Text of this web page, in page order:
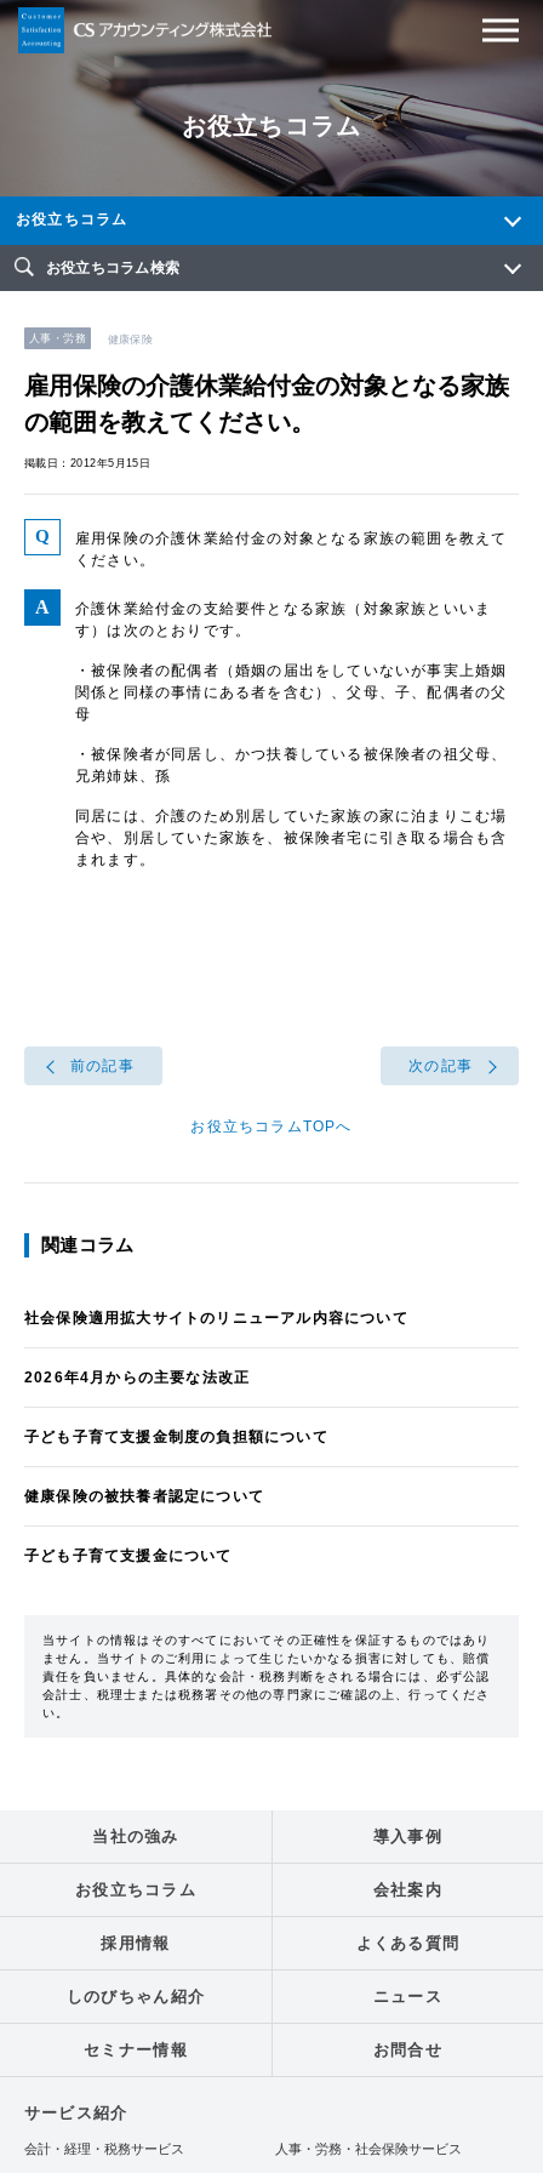
お役立ちコラム
お役立ちコラム
お役立ちコラム検索
人事・労務 健康保険
雇用保険の介護休業給付金の対象となる家族
の範囲を教えてください。
掲載日：2012年5月15日
雇用保険の介護休業給付金の対象となる家族の範囲を教えて
ください。
介護休業給付金の支給要件となる家族（対象家族といいま
す）は次のとおりです。
・被保険者の配偶者（婚姻の届出をしていないが事実上婚姻
関係と同様の事情にある者を含む）、父母、子、配偶者の父
母
・被保険者が同居し、かつ扶養している被保険者の祖父母、
兄弟姉妹、孫
同居には、介護のため別居していた家族の家に泊まりこむ場
合や、別居していた家族を、被保険者宅に引き取る場合も含
まれます。
前の記事
お役立ちコラムTOPへ
次の記事
関連コラム
社会保険適用拡大サイトのリニューアル内容について
2026年4月からの主要な法改正
子ども子育て支援金制度の負担額について
健康保険の被扶養者認定について
子ども子育て支援金について
当サイトの情報はそのすべてにおいてその正確性を保証するものではあり
ません。当サイトのご利用によって生じたいかなる損害に対しても、賠償
責任を負いません。具体的な会計・税務判断をされる場合には、必ず公認
会計士、税理士または税務署その他の専門家にご確認の上、行ってくださ
い。
当社の強み 導入事例
お役立ちコラム 会社案内
採用情報 よくある質問
しのびちゃん紹介 ニュース
セミナー情報 お問合せ
サービス紹介
会計・経理・税務サービス 人事・労務・社会保険サービス